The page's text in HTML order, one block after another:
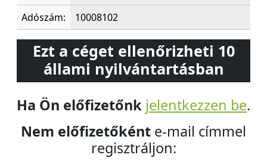
Adószám:
10008102
Ezt a céget ellenőrizheti 10
állami nyilvántartásban
Ha Ön előfizetőnk jelentkezzen be.
Nem előfizetőként e-mail címmel
regisztráljon: